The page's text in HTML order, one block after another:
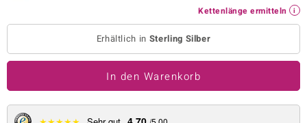
Collection
BY DE MELO
Kettenlänge ermitteln
Erhältlich in Sterling Silber
In den Warenkorb